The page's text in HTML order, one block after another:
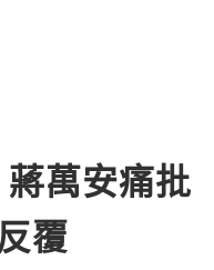
萬安痛批
覆